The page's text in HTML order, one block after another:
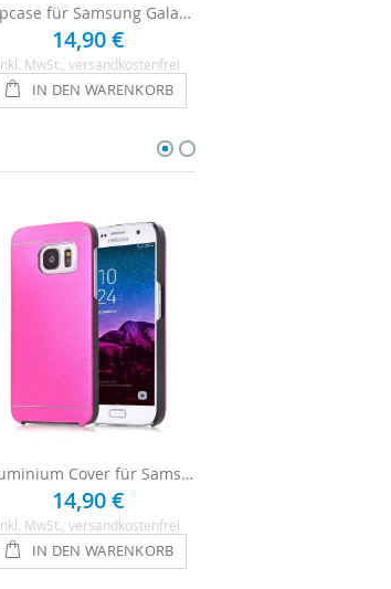
Flipcase für Samsung Galaxy S6 - Braun
14,90 €
MwSt. , versandkostenfrei
IN DEN WARENKORB
Aluminium Cover für Samsung Galaxy S6 - Pink
14,90 €
MwSt. , versandkostenfrei
IN DEN WARENKORB